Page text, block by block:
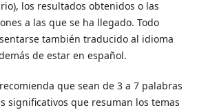
los resultados obtenidos o las
a las que se ha llegado. Todo
también traducido al idioma
de estar en español.
que sean de 3 a 7 palabras
significativos que resuman los temas